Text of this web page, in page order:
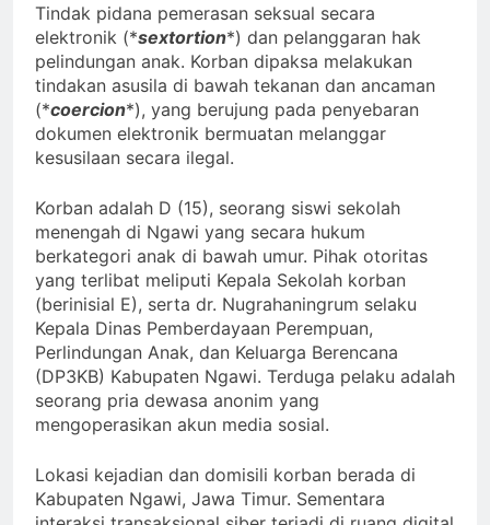
Tindak pidana pemerasan seksual secara
elektronik (*sextortion*) dan pelanggaran hak
pelindungan anak. Korban dipaksa melakukan
tindakan asusila di bawah tekanan dan ancaman
(*coercion*), yang berujung pada penyebaran
dokumen elektronik bermuatan melanggar
kesusilaan secara ilegal.
Korban adalah D (15), seorang siswi sekolah
menengah di Ngawi yang secara hukum
berkategori anak di bawah umur. Pihak otoritas
yang terlibat meliputi Kepala Sekolah korban
(berinisial E), serta dr. Nugrahaningrum selaku
Kepala Dinas Pemberdayaan Perempuan,
Perlindungan Anak, dan Keluarga Berencana
(DP3KB) Kabupaten Ngawi. Terduga pelaku adalah
seorang pria dewasa anonim yang
mengoperasikan akun media sosial.
Lokasi kejadian dan domisili korban berada di
Kabupaten Ngawi, Jawa Timur. Sementara